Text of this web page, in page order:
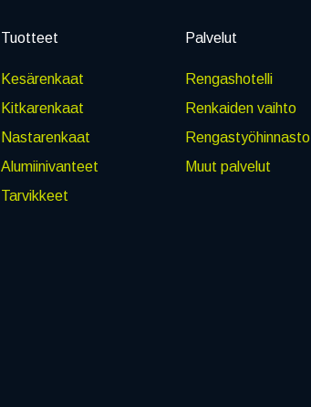
Tuotteet
Kesärenkaat
Kitkarenkaat
Nastarenkaat
Alumiinivanteet
Tarvikkeet
Palvelut
Rengashotelli
Renkaiden vaihto
Rengastyöhinnasto
Muut palvelut